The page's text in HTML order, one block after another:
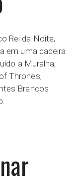
Rei da Noite,
em uma cadeira
a Muralha,
Thrones,
Brancos